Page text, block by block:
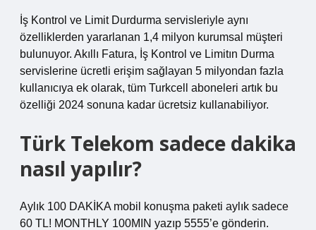
İş Kontrol ve Limit Durdurma servisleriyle aynı
özelliklerden yararlanan 1,4 milyon kurumsal müşteri
bulunuyor. Akıllı Fatura, İş Kontrol ve Limitın Durma
servislerine ücretli erişim sağlayan 5 milyondan fazla
kullanıcıya ek olarak, tüm Turkcell aboneleri artık bu
özelliği 2024 sonuna kadar ücretsiz kullanabiliyor.
Türk Telekom sadece dakika
nasıl yapılır?
Aylık 100 DAKİKA mobil konuşma paketi aylık sadece
60 TL! MONTHLY 100MIN yazıp 5555’e gönderin.